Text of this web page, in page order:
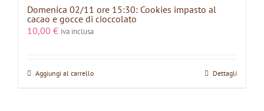
Domenica 02/11 ore 15:30: Cookies impasto al
cacao e gocce di cioccolato
10,00 € iva inclusa
Aggiungi al carrello Dettagli